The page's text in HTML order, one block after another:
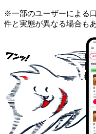
※一部のユーザーによる
件と実態が異なる場合も